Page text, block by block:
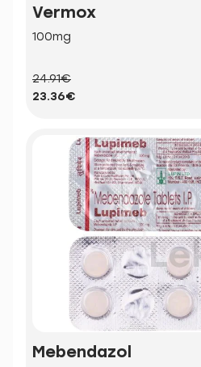
Vermox
100mg
24.91€
23.36€
Mebendazol